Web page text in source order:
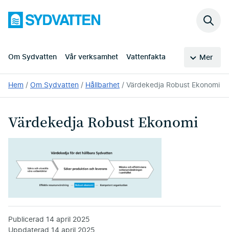
huvudinnehållet
Sydvatten
Om Sydvatten Vår verksamhet Vattenfakta Mer
Sök
Du
är
Hem Om Sydvatten Hållbarhet Värdekedja Robust Ekonomi
Värdekedja Robust Ekonomi
Publicerad 14 april 2025
Uppdaterad 14 april 2025